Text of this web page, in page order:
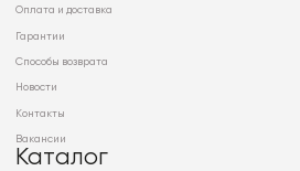
Оплата и доставка
Гарантии
Способы возврата
Новости
Контакты
Вакансии
Каталог